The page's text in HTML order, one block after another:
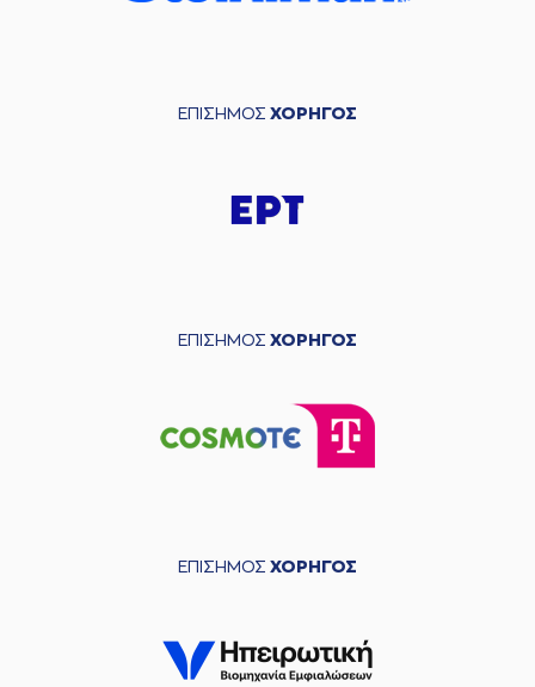
ΕΠΙΣΗΜΟΣ ΧΟΡΗΓΟΣ
ΕΠΙΣΗΜΟΣ ΧΟΡΗΓΟΣ
ΕΠΙΣΗΜΟΣ ΧΟΡΗΓΟΣ